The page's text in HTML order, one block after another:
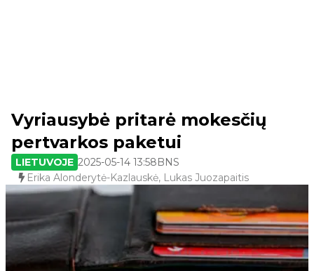
Vyriausybė pritarė mokesčių
pertvarkos paketui
LIETUVOJE 2025-05-14 13:58BNS
Erika Alonderytė-Kazlauskė, Lukas Juozapaitis